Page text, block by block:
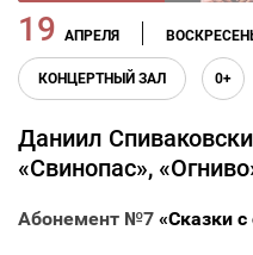
19 АПРЕЛЯ
КОНЦЕРТНЫЙ ЗАЛ 0+
Даниил
«Свинопас»,
Абонемент №7 «Сказки